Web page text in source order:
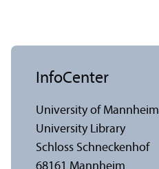
InfoCenter
University of Mannheim
University Library
Schloss Schneckenhof